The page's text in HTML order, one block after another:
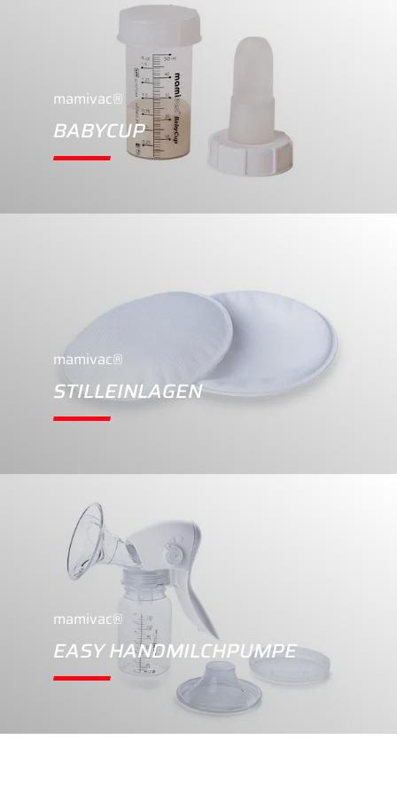
mamivac®
BABYCUP
mamivac®
STILLEINLAGEN
mamivac®
EASY HANDMILCHPUMPE